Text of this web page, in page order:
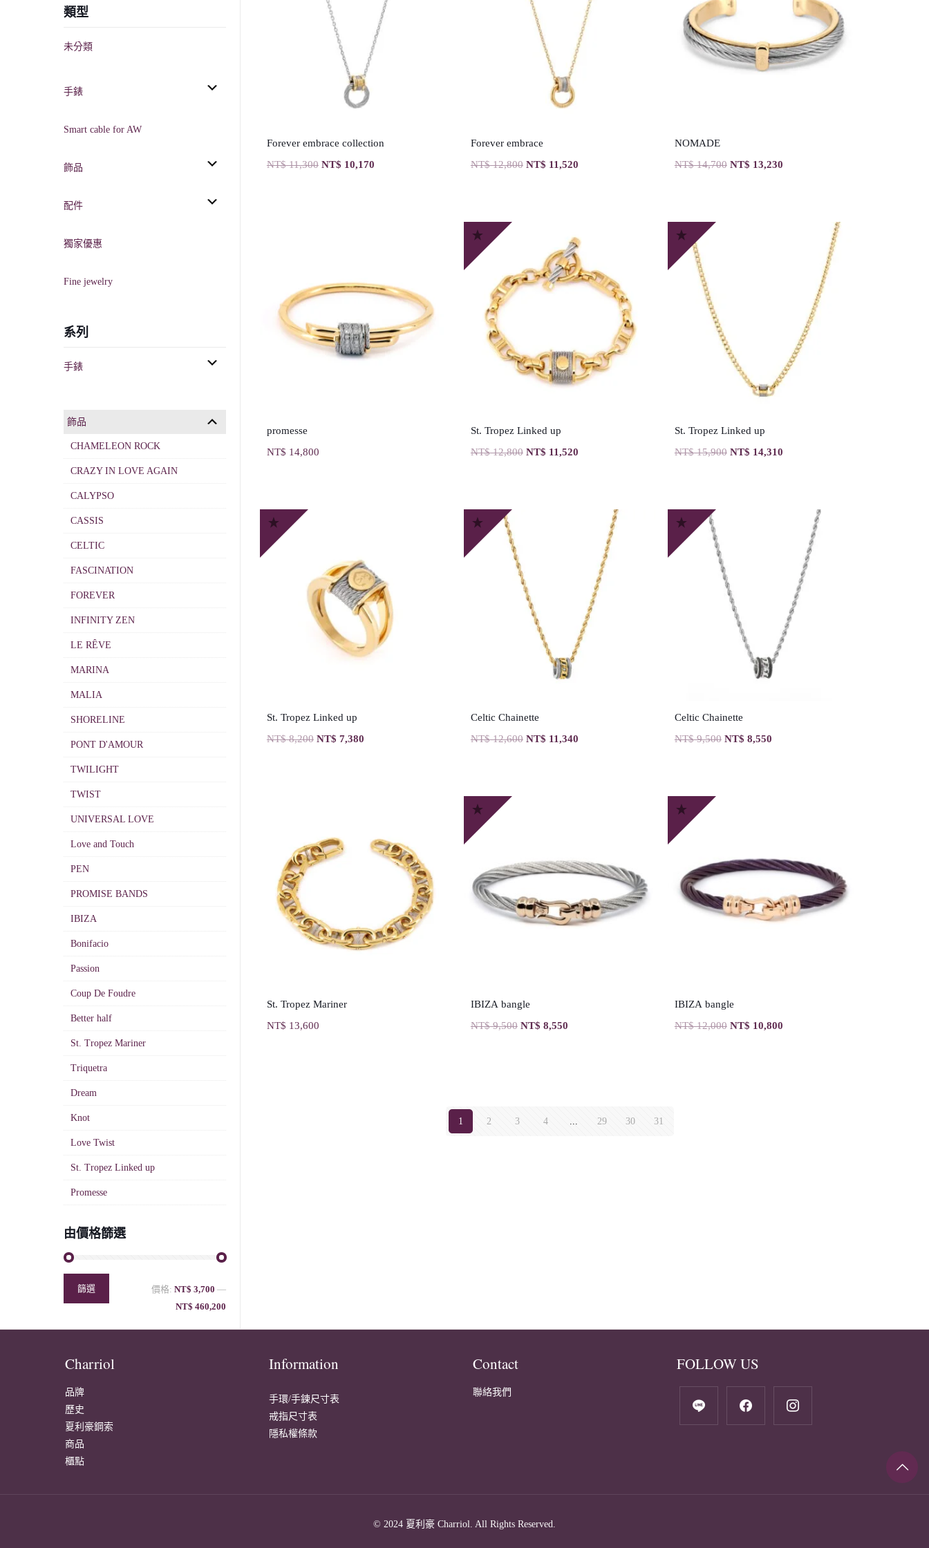
Forever embrace collection
NT$11,300 NT$ 10,170
Forever embrace
NT$12,800 NT$ 11,520
NOMADE
NT$14,700 NT$ 13,230
promesse
NT$ 14,800
St. Tropez Linked up
NT$12,800 NT$ 11,520
St. Tropez Linked up
NT$15,900 NT$ 14,310
St. Tropez Linked up
NT$8,200 NT$ 7,380
Celtic Chainette
NT$12,600 NT$ 11,340
Celtic Chainette
NT$9,500 NT$ 8,550
St. Tropez Mariner
NT$ 13,600
IBIZA bangle
NT$9,500 NT$ 8,550
IBIZA bangle
NT$12,000 NT$ 10,800
1 2 3 4 ... 29 30 31
類型
未分類
手錶
Smart cable for AW
飾品
配件
獨家優惠
Fine jewelry
系列
手錶
飾品
CHAMELEON ROCK
CRAZY IN LOVE AGAIN
CALYPSO
CASSIS
CELTIC
FASCINATION
FOREVER
INFINITY ZEN
LE RÊVE
MARINA
MALIA
SHORELINE
PONT D'AMOUR
TWILIGHT
TWIST
UNIVERSAL LOVE
Love and Touch
PEN
PROMISE BANDS
IBIZA
Bonifacio
Passion
Coup De Foudre
Better half
St. Tropez Mariner
Triquetra
Dream
Knot
Love Twist
St. Tropez Linked up
Promesse
由價格篩選
篩選 價格: NT$ 3,700 —
NT$ 460,200
Charriol
品牌
歷史
夏利豪鋼索
商品
櫃點
Information
手環/手鍊尺寸表
戒指尺寸表
隱私權條款
Contact
聯絡我們
FOLLOW US
© 2024 夏利豪 Charriol. All Rights Reserved.